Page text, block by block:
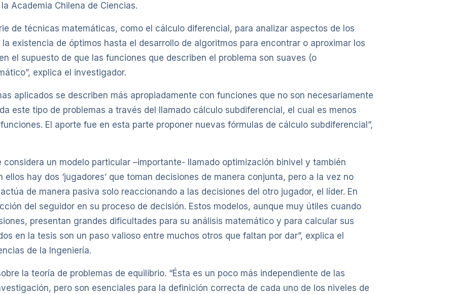
Academia Chilena de Ciencias.
de técnicas matemáticas, como el cálculo diferencial, para analizar aspectos de los
existencia de óptimos hasta el desarrollo de algoritmos para encontrar o aproximar los
el supuesto de que las funciones que describen el problema son suaves (o
explica el investigador.
aplicados se describen más apropiadamente con funciones que no son necesariamente
este tipo de problemas a través del llamado cálculo subdiferencial, el cual es menos
El aporte fue en esta parte proponer nuevas fórmulas de cálculo subdiferencial”,
un modelo particular –importante- llamado optimización binivel y también
hay dos ‘jugadores’ que toman decisiones de manera conjunta, pero a la vez no
de manera pasiva solo reaccionando a las decisiones del otro jugador, el líder. En
del seguidor en su proceso de decisión. Estos modelos, aunque muy útiles cuando
presentan grandes dificultades para su análisis matemático y para calcular sus
en la tesis son un paso valioso entre muchos otros que faltan por dar”, explica el
de la Ingeniería.
la teoría de problemas de equilibrio. “Ésta es un poco más independiente de las
pero son esenciales para la definición correcta de cada uno de los niveles de